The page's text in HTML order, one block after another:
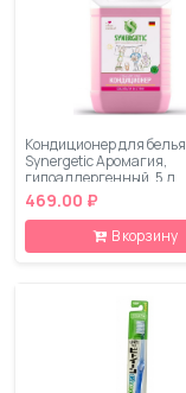
Кондиционер для белья
Synergetic Аромагия,
гипоаллергенный, 5 л
469.00 ₽
В корзину